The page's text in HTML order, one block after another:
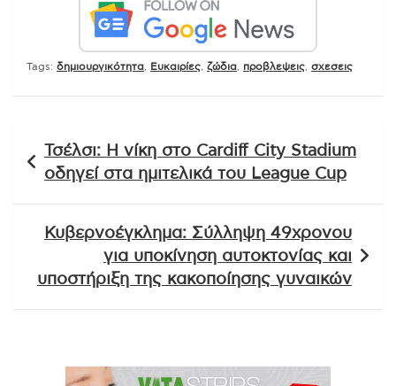
Tags: δημιουργικότητα Ευκαιρίες ζώδια προβλεψεις σχεσεις
άρθρων
Τσέλσι: Η νίκη στο Cardiff City Stadium
οδηγεί στα ημιτελικά του League Cup
Κυβερνοέγκλημα: Σύλληψη 49χρονου
για υποκίνηση αυτοκτονίας και
υποστήριξη της κακοποίησης γυναικών